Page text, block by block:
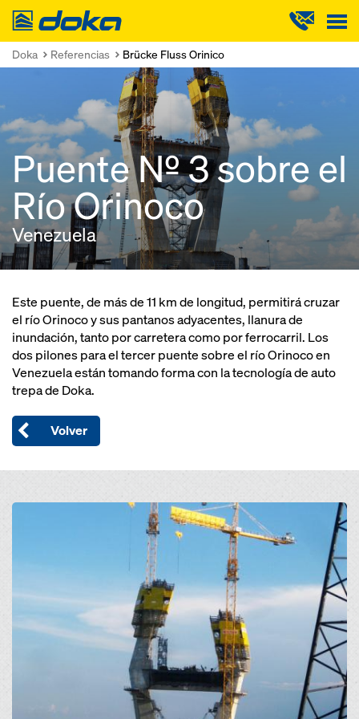
Doka
Doka Referencias Brücke Fluss Orinico
Puente Nº 3 sobre el
Río Orinoco
Venezuela
Este puente, de más de 11 km de longitud, permitirá cruzar
el río Orinoco y sus pantanos adyacentes, llanura de
inundación, tanto por carretera como por ferrocarril. Los
dos pilones para el tercer puente sobre el río Orinoco en
Venezuela están tomando forma con la tecnología de auto
trepa de Doka.
Volver
Open